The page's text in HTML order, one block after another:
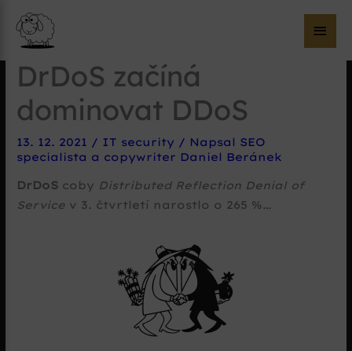
DrDoS začíná
dominovat DDoS
13. 12. 2021 / IT security / Napsal SEO
specialista a copywriter Daniel Beránek
DrDoS coby Distributed Reflection Denial of
Service v 3. čtvrtletí narostlo o 265 %…